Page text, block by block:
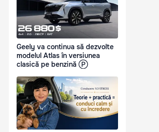
Geely va continua să dezvolte
modelul Atlas în versiunea
clasică pe benzină Ⓟ